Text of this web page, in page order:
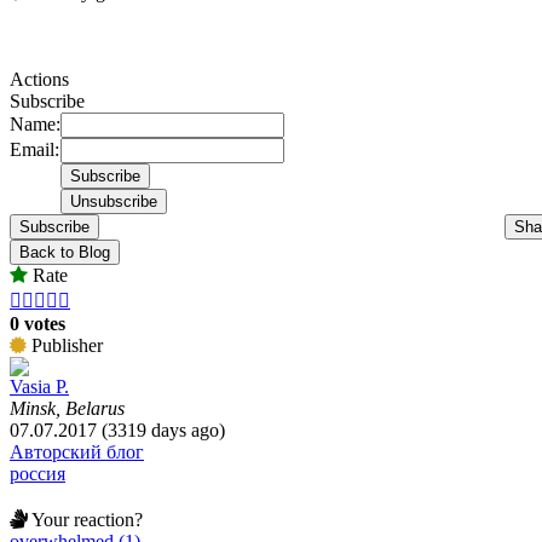
Actions
Subscribe
Name:
Email:
Subscribe
Back to Blog
Rate
    
0 votes
Publisher
Vasia P.
Minsk, Belarus
07.07.2017 (3319 days ago)
Авторский блог
россия
Your reaction?